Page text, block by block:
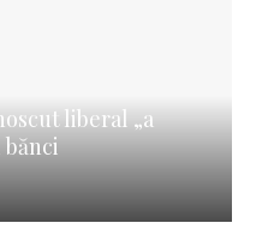
liberal „a
bănci